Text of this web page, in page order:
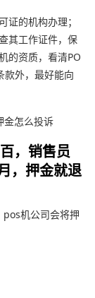
证的机构办理；
其工作证件，保
的资质，看清PO
款外，最好能向
，销售员
，押金就退
机公司会将押